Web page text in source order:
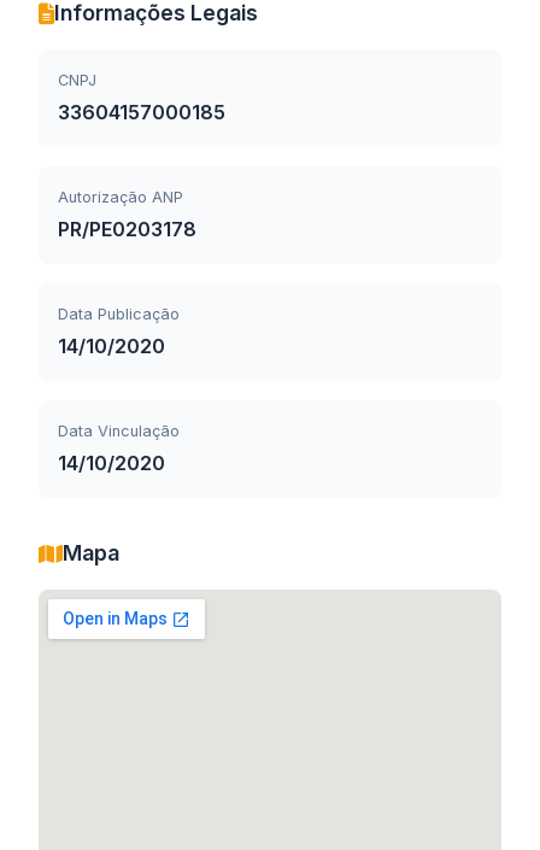
Informações Legais
CNPJ
33604157000185
Autorização ANP
PR/PE0203178
Data Publicação
14/10/2020
Data Vinculação
14/10/2020
Mapa